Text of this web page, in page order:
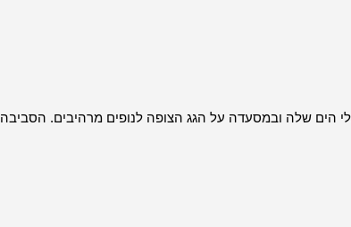
מאכלי הים שלה ובמסעדה על הגג הצופה לנופים מרהיבים. הסביבה